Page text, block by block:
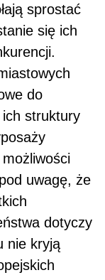
sprostać
się ich
do
struktury
uwagę, że
dotyczy
nie kryją